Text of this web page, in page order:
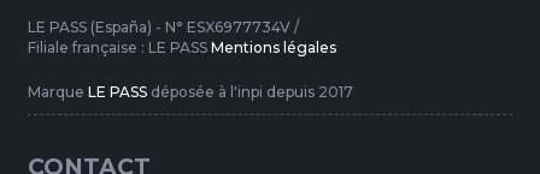
LE PASS (España) - N° ESX6977734V /
Filiale française : LE PASS Mentions légales
Marque LE PASSdéposée à l'inpi depuis 2017
CONTACT